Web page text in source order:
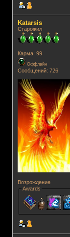
Katarsis
Старожил
Карма: 99
Оффлайн
Сообщений: 726
Возрождение
Awards